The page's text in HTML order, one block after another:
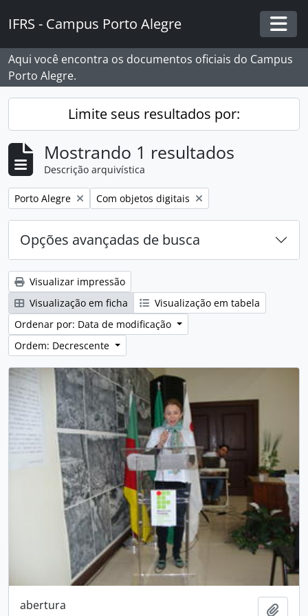
IFRS - Campus Porto Alegre
Aqui você encontra os documentos oficiais do Campus
Porto Alegre.
Limite seus resultados por:
Mostrando 1 resultados
Descrição arquivística
Remover filtro:
Porto Alegre Remover filtro:
Com objetos digitais
Opções avançadas de busca
Visualizar impressão
Visualização em ficha
Visualização em tabela
Ordenar por: Data de modificação
Ordem: Decrescente
abertura